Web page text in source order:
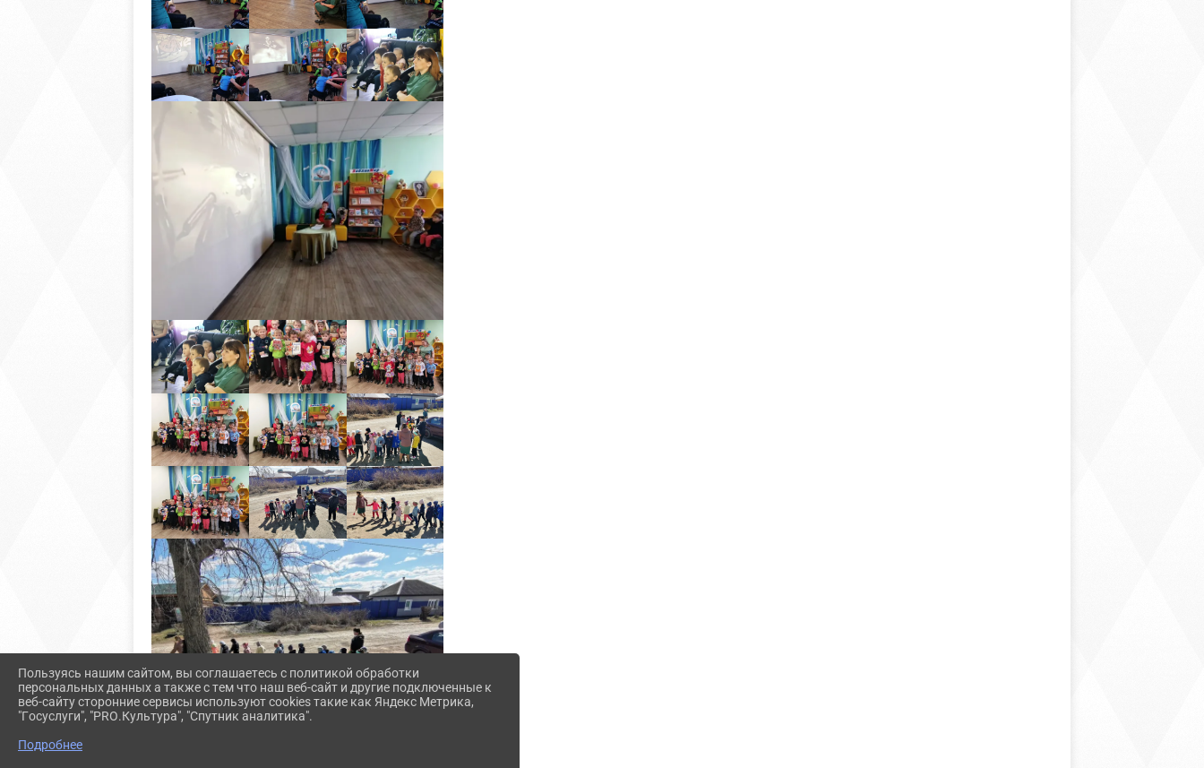
Пользуясь нашим сайтом, вы соглашаетесь с политикой обработки
персональных данных а также с тем что наш веб-сайт и другие подключенные к
веб-сайту сторонние сервисы используют cookies такие как Яндекс Метрика,
"Госуслуги", "PRO.Культура", "Спутник аналитика".
Подробнее